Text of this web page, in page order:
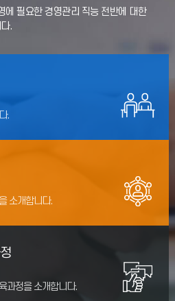
에 필요한 경영관리 직능 전반에 대한
.
.
소개합니다.
과정을 소개합니다.